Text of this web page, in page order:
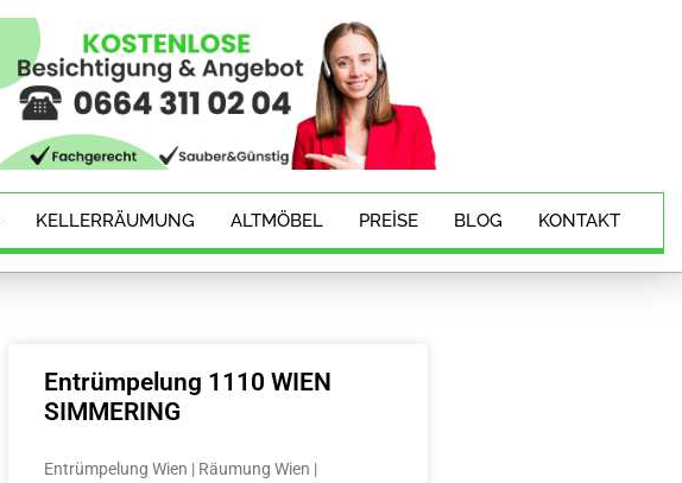
KELLERRÄUMUNG ALTMÖBEL PREISE BLOG KONTAKT
Entrümpelung 1110 WIEN
SIMMERING
Entrümpelung Wien | Räumung Wien |